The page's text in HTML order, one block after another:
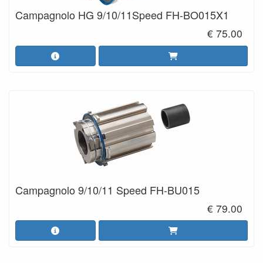
Campagnolo HG 9/10/11Speed FH-BO015X1
€ 75.00
Campagnolo 9/10/11 Speed FH-BU015
€ 79.00